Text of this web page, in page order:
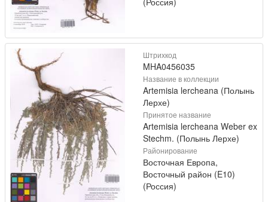
Штрихкод
MHA0456035
Название в коллекции
Artemisia lercheana (Полынь
Лерхе)
Принятое название
Artemisia lercheana Weber ex
Stechm. (Полынь Лерхе)
Районирование
Восточная Европа,
Восточный район (E10)
(Россия)